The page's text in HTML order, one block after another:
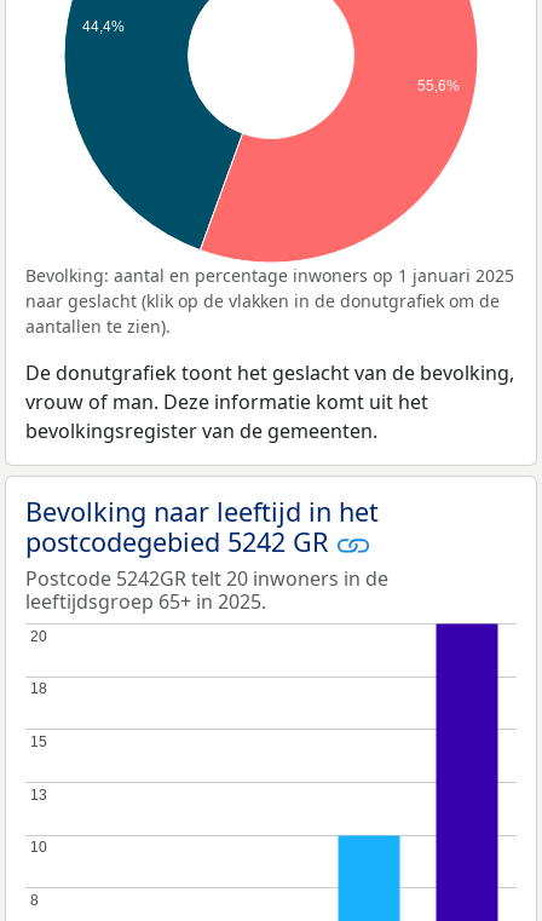
44,4%
55,6%
Bevolking: aantal en percentage inwoners op 1 januari 2025
naar geslacht (klik op de vlakken in de donutgrafiek om de
aantallen te zien).
De donutgrafiek toont het geslacht van de bevolking,
vrouw of man. Deze informatie komt uit het
bevolkingsregister van de gemeenten.
Bevolking naar leeftijd in het
postcodegebied 5242 GR
Postcode 5242GR telt 20 inwoners in de
leeftijdsgroep 65+ in 2025.
8
8
10
10
13
13
15
15
18
18
20
20